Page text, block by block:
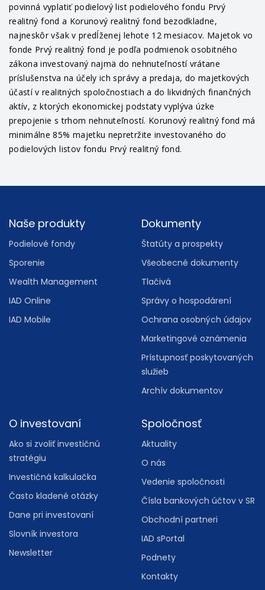
povinná vyplatiť podielový list podielového fondu Prvý
realitný fond a Korunový realitný fond bezodkladne,
najneskôr však v predĺženej lehote 12 mesiacov. Majetok vo
fonde Prvý realitný fond je podľa podmienok osobitného
zákona investovaný najmä do nehnuteľností vrátane
príslušenstva na účely ich správy a predaja, do majetkových
účastí v realitných spoločnostiach a do likvidných finančných
aktív, z ktorých ekonomickej podstaty vyplýva úzke
prepojenie s trhom nehnuteľností. Korunový realitný fond má
minimálne 85% majetku nepretržite investovaného do
podielových listov fondu Prvý realitný fond.
Footer
Naše produkty
Podielové fondy
Sporenie
Wealth Management
IAD Online
IAD Mobile
Dokumenty
Štatúty a prospekty
Všeobecné dokumenty
Tlačivá
Správy o hospodárení
Ochrana osobných údajov
Marketingové oznámenia
Prístupnosť poskytovaných
služieb
Archív dokumentov
O investovaní
Ako si zvoliť investičnú
stratégiu
Investičná kalkulačka
Často kladené otázky
Dane pri investovaní
Slovník investora
Newsletter
Spoločnosť
Aktuality
O nás
Vedenie spoločnosti
Čísla bankových účtov v SR
Obchodní partneri
IAD sPortal
Podnety
Kontakty